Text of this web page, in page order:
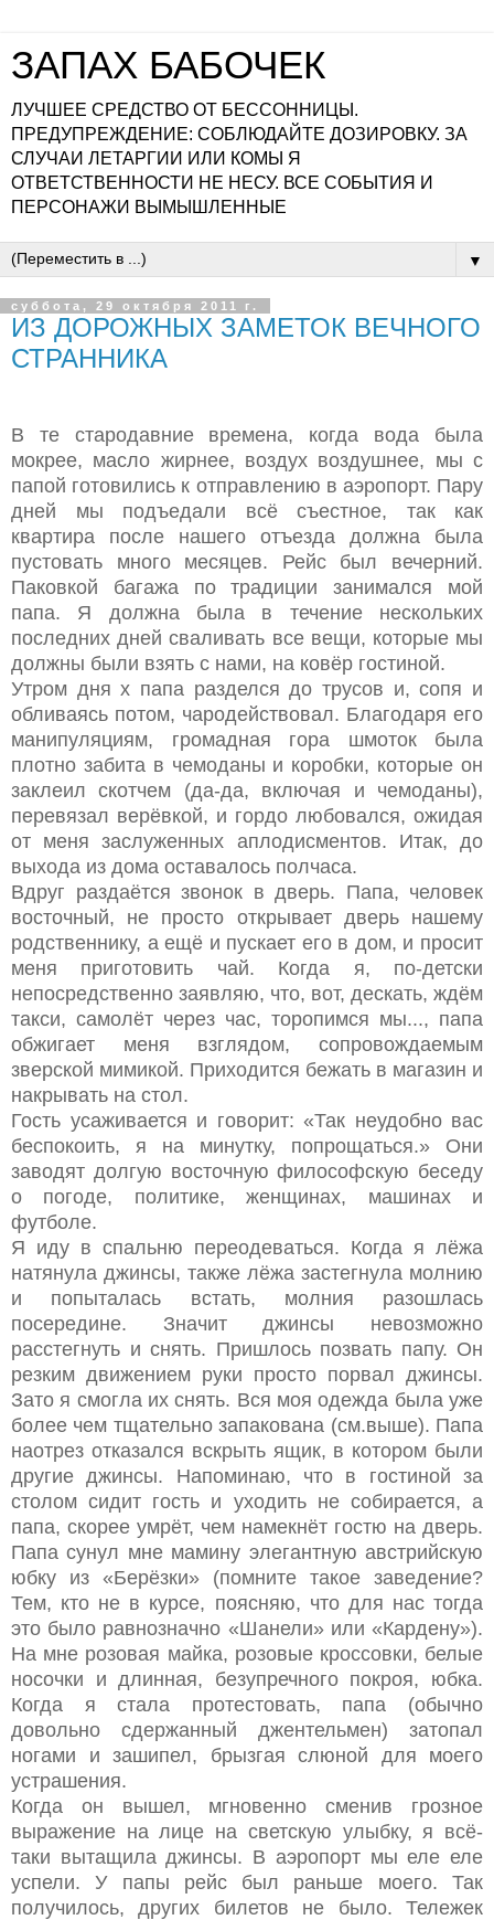
ЗАПАХ БАБОЧЕК
ЛУЧШЕЕ СРЕДСТВО ОТ БЕССОННИЦЫ.
ПРЕДУПРЕЖДЕНИЕ: СОБЛЮДАЙТЕ ДОЗИРОВКУ. ЗА
СЛУЧАИ ЛЕТАРГИИ ИЛИ КОМЫ Я
ОТВЕТСТВЕННОСТИ НЕ НЕСУ. ВСЕ СОБЫТИЯ И
ПЕРСОНАЖИ ВЫМЫШЛЕННЫЕ
▼
суббота, 29 октября 2011 г.
ИЗ ДОРОЖНЫХ ЗАМЕТОК ВЕЧНОГО
СТРАННИКА
В те стародавние времена, когда вода была
мокрее, масло жирнее, воздух воздушнее, мы с
папой готовились к отправлению в аэропорт. Пару
дней мы подъедали всё съестное, так как
квартира после нашего отъезда должна была
пустовать много месяцев. Рейс был вечерний.
Паковкой багажа по традиции занимался мой
папа. Я должна была в течение нескольких
последних дней сваливать все вещи, которые мы
должны были взять с нами, на ковёр гостиной.
Утром дня х папа разделся до трусов и, сопя и
обливаясь потом, чародействовал. Благодаря его
манипуляциям, громадная гора шмоток была
плотно забита в чемоданы и коробки, которые он
заклеил скотчем (да-да, включая и чемоданы),
перевязал верёвкой, и гордо любовался, ожидая
от меня заслуженных аплодисментов. Итак, до
выхода из дома оставалось полчаса.
Вдруг раздаётся звонок в дверь. Папа, человек
восточный, не просто открывает дверь нашему
родственнику, а ещё и пускает его в дом, и просит
меня приготовить чай. Когда я, по-детски
непосредственно заявляю, что, вот, дескать, ждём
такси, самолёт через час, торопимся мы..., папа
обжигает меня взглядом, сопровождаемым
зверской мимикой. Приходится бежать в магазин и
накрывать на стол.
Гость усаживается и говорит: «Так неудобно вас
беспокоить, я на минутку, попрощаться.» Они
заводят долгую восточную философскую беседу
о погоде, политике, женщинах, машинах и
футболе.
Я иду в спальню переодеваться. Когда я лёжа
натянула джинсы, также лёжа застегнула молнию
и попыталась встать, молния разошлась
посередине. Значит джинсы невозможно
расстегнуть и снять. Пришлось позвать папу. Он
резким движением руки просто порвал джинсы.
Зато я смогла их снять. Вся моя одежда была уже
более чем тщательно запакована (см.выше). Папа
наотрез отказался вскрыть ящик, в котором были
другие джинсы. Напоминаю, что в гостиной за
столом сидит гость и уходить не собирается, а
папа, скорее умрёт, чем намекнёт гостю на дверь.
Папа сунул мне мамину элегантную австрийскую
юбку из «Берёзки» (помните такое заведение?
Тем, кто не в курсе, поясняю, что для нас тогда
это было равнозначно «Шанели» или «Кардену»).
На мне розовая майка, розовые кроссовки, белые
носочки и длинная, безупречного покроя, юбка.
Когда я стала протестовать, папа (обычно
довольно сдержанный джентельмен) затопал
ногами и зашипел, брызгая слюной для моего
устрашения.
Когда он вышел, мгновенно сменив грозное
выражение на лице на светскую улыбку, я всё-
таки вытащила джинсы. В аэропорт мы еле еле
успели. У папы рейс был раньше моего. Так
получилось, других билетов не было. Тележек